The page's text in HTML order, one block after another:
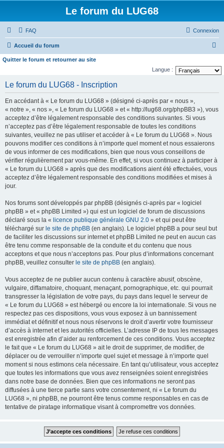
Le forum du LUG68
FAQ Connexion
Accueil du forum
c
e
Quitter le forum et retourner au site
Langue :
Le forum du LUG68 - Inscription
En accédant à « Le forum du LUG68 » (désigné ci-après par « nous »,
« notre », « nos », « Le forum du LUG68 » et « http://lug68.org/phpBB3 »), vous
acceptez d’être légalement responsable des conditions suivantes. Si vous
n’acceptez pas d’être légalement responsable de toutes les conditions
suivantes, veuillez ne pas utiliser et accéder à « Le forum du LUG68 ». Nous
pouvons modifier ces conditions à n’importe quel moment et nous essaierons
de vous informer de ces modifications, bien que nous vous conseillons de
vérifier régulièrement par vous-même. En effet, si vous continuez à participer à
« Le forum du LUG68 » après que des modifications aient été effectuées, vous
acceptez d’être légalement responsable des conditions modifiées et mises à
jour.
Nos forums sont développés par phpBB (désignés ci-après par « logiciel
phpBB » et « phpBB Limited ») qui est un logiciel de forum de discussions
déclaré sous la « licence publique générale GNU 2.0 » et qui peut être
téléchargé sur le site de phpBB (en anglais). Le logiciel phpBB a pour seul but
de faciliter les discussions sur internet et phpBB Limited ne peut en aucun cas
être tenu comme responsable de la conduite et du contenu que nous
acceptons et que nous n’acceptons pas. Pour plus d’informations concernant
phpBB, veuillez consulter le site de phpBB (en anglais).
Vous acceptez de ne publier aucun contenu à caractère abusif, obscène,
vulgaire, diffamatoire, choquant, menaçant, pornographique, etc. qui pourrait
transgresser la législation de votre pays, du pays dans lequel le serveur de
« Le forum du LUG68 » est hébergé ou encore la loi internationale. Si vous ne
respectez pas ces dispositions, vous vous exposez à un bannissement
immédiat et définitif et nous nous réservons le droit d’avertir votre fournisseur
d’accès à internet et les autorités officielles. L’adresse IP de tous les messages
est enregistrée afin d’aider au renforcement de ces conditions. Vous acceptez
le fait que « Le forum du LUG68 » ait le droit de supprimer, de modifier, de
déplacer ou de verrouiller n’importe quel sujet et message à n’importe quel
moment si nous estimons cela nécessaire. En tant qu’utilisateur, vous acceptez
que toutes les informations que vous avez renseignées soient enregistrées
dans notre base de données. Bien que ces informations ne seront pas
diffusées à une tierce partie sans votre consentement, ni « Le forum du
LUG68 », ni phpBB, ne pourront être tenus comme responsables en cas de
tentative de piratage informatique visant à compromettre vos données.